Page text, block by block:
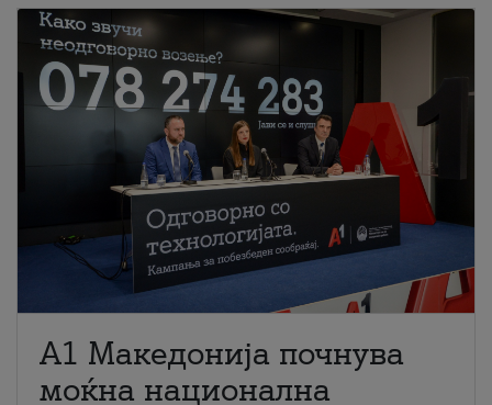
A1 Македонија почнува
моќна национална